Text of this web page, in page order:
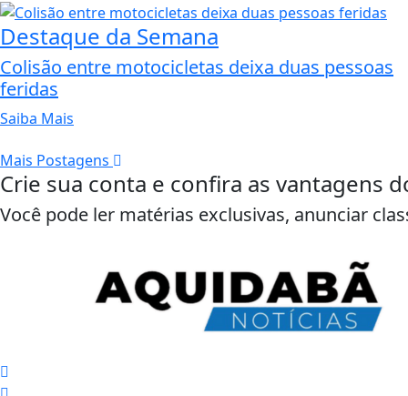
Destaque da Semana
Colisão entre motocicletas deixa duas pessoas
feridas
Saiba Mais
Mais Postagens
Crie sua conta e confira as vantagens
Você pode ler matérias exclusivas, anunciar